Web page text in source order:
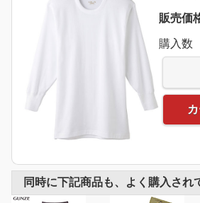
販売価
購入数
同時に下記商品も、よく購入され